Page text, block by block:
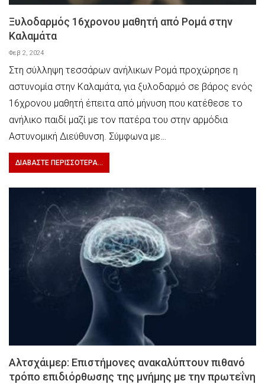
Ξυλοδαρμός 16χρονου μαθητή από Ρομά στην
Καλαμάτα
Φεβ 2, 2024
Στη σύλληψη τεσσάρων ανήλικων Ρομά προχώρησε η
αστυνομία στην Καλαμάτα, για ξυλοδαρμό σε βάρος ενός
16χρονου μαθητή έπειτα από μήνυση που κατέθεσε το
ανήλικο παιδί μαζί με τον πατέρα του στην αρμόδια
Αστυνομική Διεύθυνση. Σύμφωνα με…
ΔΙΑΒΆΣΤΕ ΠΕΡΙΣΣΌΤΕΡΑ...
Αλτσχάιμερ: Επιστήμονες ανακαλύπτουν πιθανό
τρόπο επιδιόρθωσης της μνήμης με την πρωτεΐνη